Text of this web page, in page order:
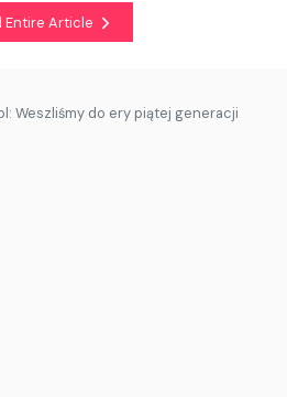
Entire Article
Weszliśmy do ery piątej generacji